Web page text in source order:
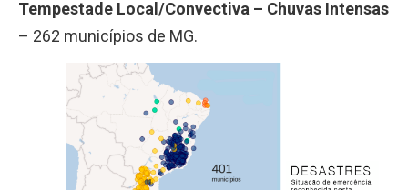
Tempestade Local/Convectiva – Chuvas Intensas
– 262 municípios de MG.